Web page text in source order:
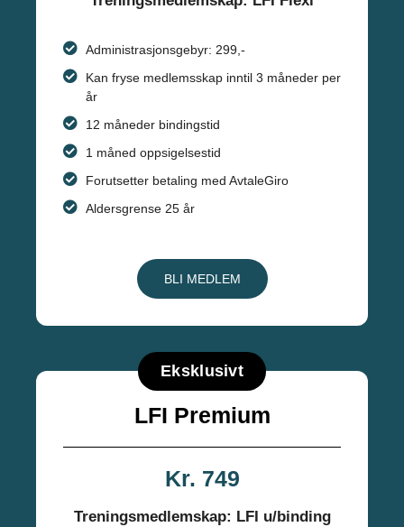
Administrasjonsgebyr: 299,-
Kan fryse medlemsskap inntil 3 måneder per
år
12 måneder bindingstid
1 måned oppsigelsestid
Forutsetter betaling med AvtaleGiro
Aldersgrense 25 år
BLI MEDLEM
Eksklusivt
LFI Premium
Kr. 749
Treningsmedlemskap: LFI u/binding